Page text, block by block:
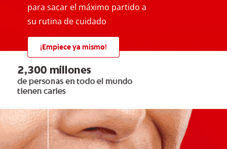
para sacar el máximo partido a
su rutina de cuidado
¡Empiece ya mismo!